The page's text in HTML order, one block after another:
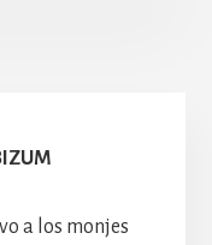
a los monjes